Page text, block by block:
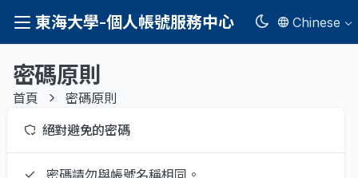
東海大學-個人帳號服務中心 Chinese
密碼原則
首頁
密碼原則
絕對避免的密碼
密碼請勿與帳號名稱相同。